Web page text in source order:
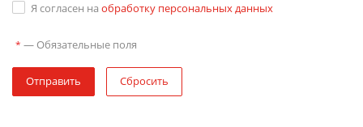
Я согласен на обработку персональных данных
* — Обязательные поля
Отправить Сбросить